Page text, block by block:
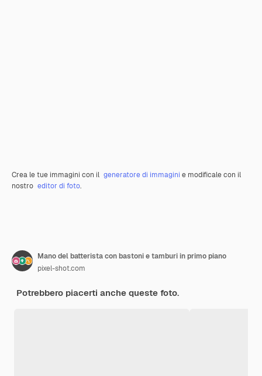
Crea le tue immagini con il generatore di immagini e modificale con il
nostro editor di foto.
Mano del batterista con bastoni e tamburi in primo piano
pixel-shot.com
Potrebbero piacerti anche queste foto.